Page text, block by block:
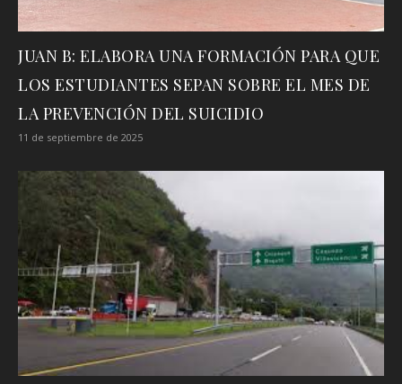
JUAN B: ELABORA UNA FORMACIÓN PARA QUE
LOS ESTUDIANTES SEPAN SOBRE EL MES DE
LA PREVENCIÓN DEL SUICIDIO
11 de septiembre de 2025